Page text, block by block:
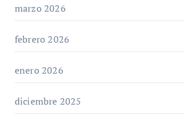
marzo 2026
febrero 2026
enero 2026
diciembre 2025